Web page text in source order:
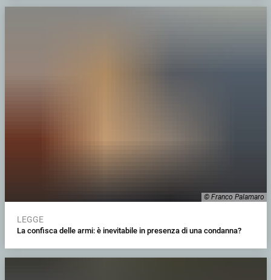
© Franco Palamaro
LEGGE
La confisca delle armi: è inevitabile in presenza di una condanna?